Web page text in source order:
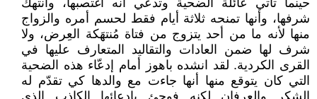
حينما تأتي عائلة الضحية وتدعي أنه اغتصبها، وانتهك
شرفها، وأنها تمنحه ثلاثة أيام فقط لحسم أمره والزواج
منها لأنه ما من أحد يتزوج من فتاة مُنتهَكة العِرض، ولا
شرف لها ضمن العادات والتقاليد المتعارف عليها في
القرى الكردية. لقد انشده باهوز أمام إدعّاء هذه الضحية
التي كان يتوقع منها أنها جاءت مع والدها كي تقدّم له